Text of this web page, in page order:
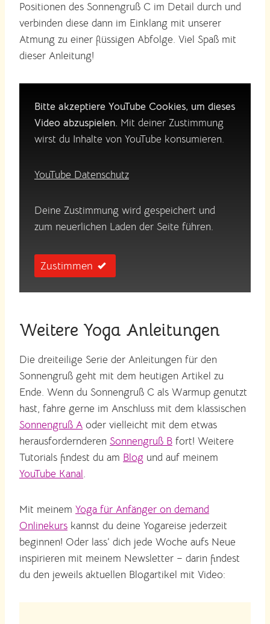
Positionen des Sonnengruß C im Detail durch und
verbinden diese dann im Einklang mit unserer
Atmung zu einer flüssigen Abfolge. Viel Spaß mit
dieser Anleitung!
Bitte akzeptiere YouTube Cookies, um dieses
Video abzuspielen. Mit deiner Zustimmung
wirst du Inhalte von YouTube konsumieren.
YouTube Datenschutz
Deine Zustimmung wird gespeichert und
zum neuerlichen Laden der Seite führen.
Zustimmen
Weitere Yoga Anleitungen
Die dreiteilige Serie der Anleitungen für den
Sonnengruß geht mit dem heutigen Artikel zu
Ende. Wenn du Sonnengruß C als Warmup genutzt
hast, fahre gerne im Anschluss mit dem klassischen
Sonnengruß A oder vielleicht mit dem etwas
herausfordernderen Sonnengruß B fort! Weitere
Tutorials findest du am Blog und auf meinem
YouTube Kanal.
Mit meinem Yoga für Anfänger on demand
Onlinekurs kannst du deine Yogareise jederzeit
beginnen! Oder lass‘ dich jede Woche aufs Neue
inspirieren mit meinem Newsletter – darin findest
du den jeweils aktuellen Blogartikel mit Video: